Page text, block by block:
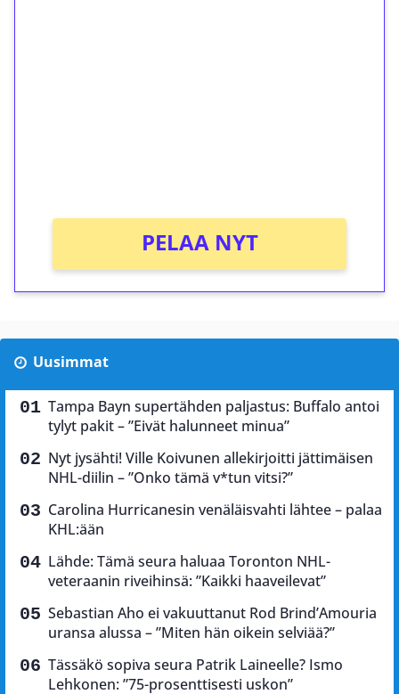
PELAA NYT
Uusimmat
Tampa Bayn supertähden paljastus: Buffalo antoi
tylyt pakit – ”Eivät halunneet minua”
Nyt jysähti! Ville Koivunen allekirjoitti jättimäisen
NHL-diilin – ”Onko tämä v*tun vitsi?”
Carolina Hurricanesin venäläisvahti lähtee – palaa
KHL:ään
Lähde: Tämä seura haluaa Toronton NHL-
veteraanin riveihinsä: ”Kaikki haaveilevat”
Sebastian Aho ei vakuuttanut Rod Brind’Amouria
uransa alussa – ”Miten hän oikein selviää?”
Tässäkö sopiva seura Patrik Laineelle? Ismo
Lehkonen: ”75-prosenttisesti uskon”